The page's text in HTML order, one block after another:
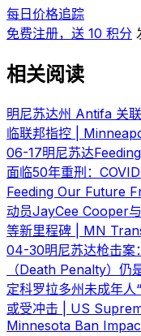
每日价格追踪
免费注册，送 10 积分
相关阅读
明尼苏达州 Antifa 关
临联邦指控 |
06-17明尼苏达
面临50年重刑：
Feeding Our Future
动员JayCee Cooper
等新里程碑 | MN
04-30明尼苏达枪击
（Death Penalty）仍
定科罗拉多州未成年人
或受冲击 | US
Minnesota Ban